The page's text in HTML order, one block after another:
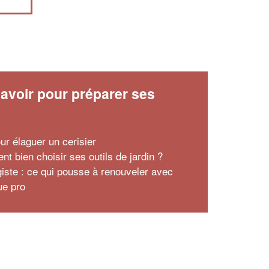
pour préparer ses
élaguer un cerisier
bien choisir ses outils de jardin ?
: ce qui pousse à renouveler avec
pro